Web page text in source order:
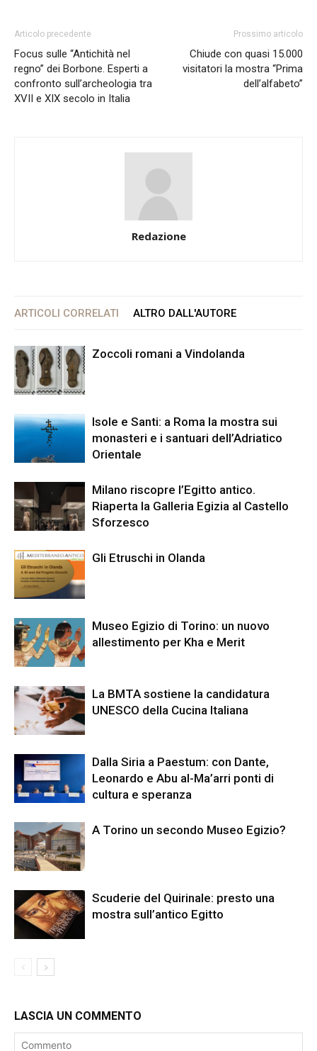
Articolo precedente
Focus sulle “Antichità nel
regno” dei Borbone. Esperti a
confronto sull’archeologia tra
XVII e XIX secolo in Italia
Prossimo articolo
Chiude con quasi 15.000
visitatori la mostra “Prima
dell’alfabeto”
Redazione
ARTICOLI CORRELATI ALTRO DALL'AUTORE
Zoccoli romani a Vindolanda
Isole e Santi: a Roma la mostra sui
monasteri e i santuari dell’Adriatico
Orientale
Milano riscopre l’Egitto antico.
Riaperta la Galleria Egizia al Castello
Sforzesco
Gli Etruschi in Olanda
Museo Egizio di Torino: un nuovo
allestimento per Kha e Merit
La BMTA sostiene la candidatura
UNESCO della Cucina Italiana
Dalla Siria a Paestum: con Dante,
Leonardo e Abu al-Ma’arri ponti di
cultura e speranza
A Torino un secondo Museo Egizio?
Scuderie del Quirinale: presto una
mostra sull’antico Egitto
LASCIA UN COMMENTO